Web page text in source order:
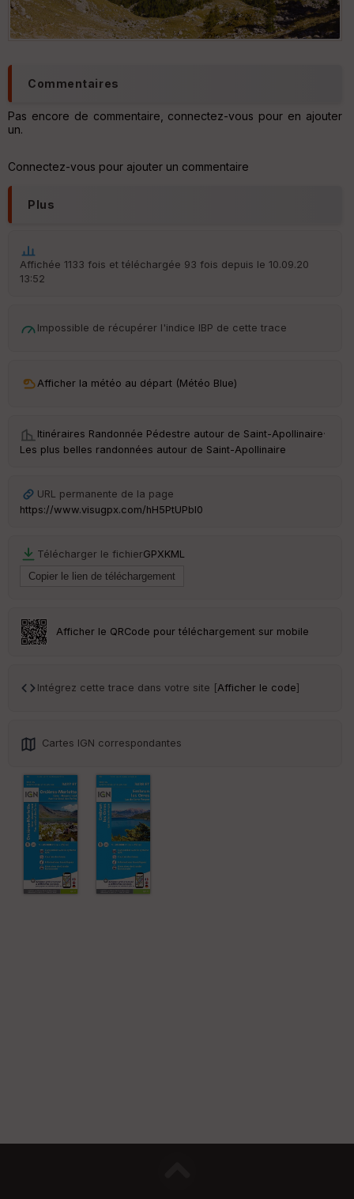
Commentaires
Pas encore de commentaire, connectez-vous pour en ajouter
un.
Connectez-vous pour ajouter un commentaire
Plus
Affichée 1133 fois et téléchargée 93 fois depuis le 10.09.20
13:52
Impossible de récupérer l'indice IBP de cette trace
Afficher la météo au départ (Météo Blue)
Itinéraires Randonnée Pédestre autour de Saint-Apollinaire·
Les plus belles randonnées autour de Saint-Apollinaire
URL permanente de la page
https://www.visugpx.com/hH5PtUPbI0
Télécharger le fichierGPXKML
Afficher le QRCode pour téléchargement sur mobile
Intégrez cette trace dans votre site [Afficher le code]
Cartes IGN correspondantes